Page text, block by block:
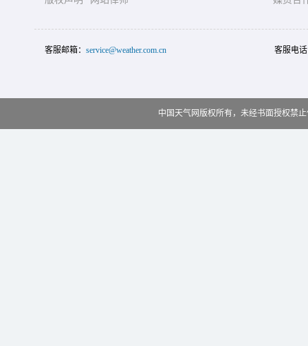
客服邮箱： service@weather.com.cn 客服电
中国天气网版权所有，未经书面授权